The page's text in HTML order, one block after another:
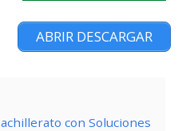
ABRIR DESCARGAR
con Soluciones